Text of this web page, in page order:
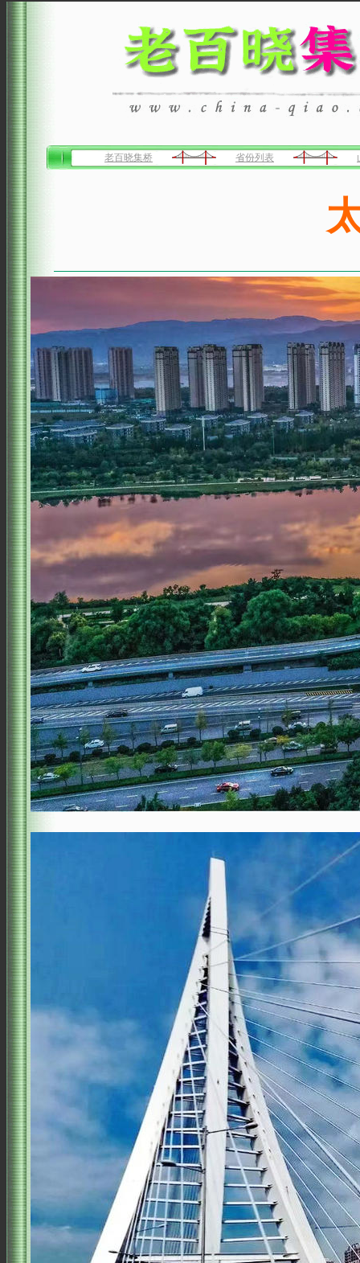
老百晓集桥 省份列表